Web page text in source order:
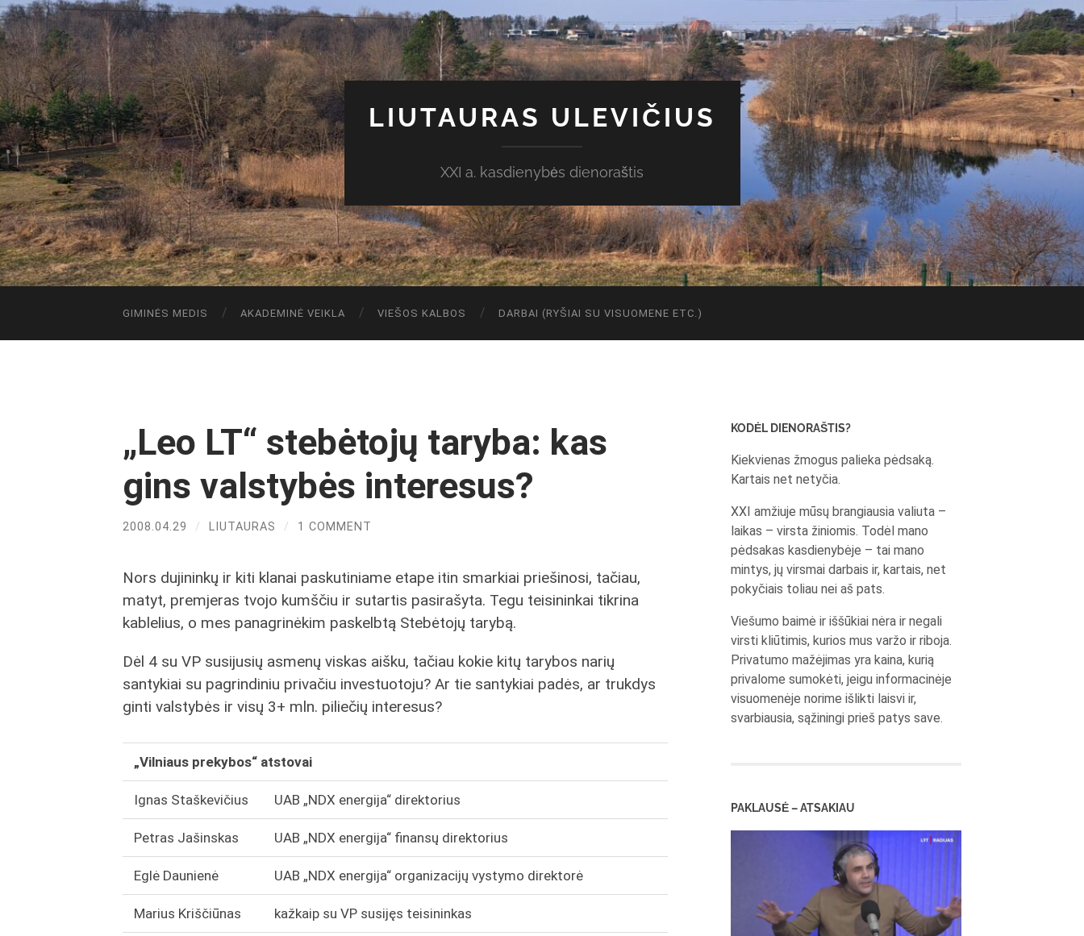
LIUTAURAS ULEVIČIUS
XXI a. kasdienybės dienoraštis
GIMINĖS MEDIS AKADEMINĖ VEIKLA VIEŠOS KALBOS DARBAI (RYŠIAI SU VISUOMENE ETC.)
„Leo LT“ stebėtojų taryba: kas
gins valstybės interesus?
2008.04.29 / LIUTAURAS / 1 COMMENT
Nors dujininkų ir kiti klanai paskutiniame etape itin smarkiai priešinosi, tačiau,
matyt, premjeras tvojo kumščiu ir sutartis pasirašyta. Tegu teisininkai tikrina
kablelius, o mes panagrinėkim paskelbtą Stebėtojų tarybą.
Dėl 4 su VP susijusių asmenų viskas aišku, tačiau kokie kitų tarybos narių
santykiai su pagrindiniu privačiu investuotoju? Ar tie santykiai padės, ar trukdys
ginti valstybės ir visų 3+ mln. piliečių interesus?
„Vilniaus prekybos“ atstovai
Ignas Staškevičius UAB „NDX energija“ direktorius
Petras Jašinskas UAB „NDX energija“ finansų direktorius
Eglė Daunienė UAB „NDX energija“ organizacijų vystymo direktorė
Marius Kriščiūnas kažkaip su VP susijęs teisininkas
KODĖL DIENORAŠTIS?
Kiekvienas žmogus palieka pėdsaką.
Kartais net netyčia.
XXI amžiuje mūsų brangiausia valiuta –
laikas – virsta žiniomis. Todėl mano
pėdsakas kasdienybėje – tai mano
mintys, jų virsmai darbais ir, kartais, net
pokyčiais toliau nei aš pats.
Viešumo baimė ir iššūkiai nėra ir negali
virsti kliūtimis, kurios mus varžo ir riboja.
Privatumo mažėjimas yra kaina, kurią
privalome sumokėti, jeigu informacinėje
visuomenėje norime išlikti laisvi ir,
svarbiausia, sąžiningi prieš patys save.
PAKLAUSĖ – ATSAKIAU